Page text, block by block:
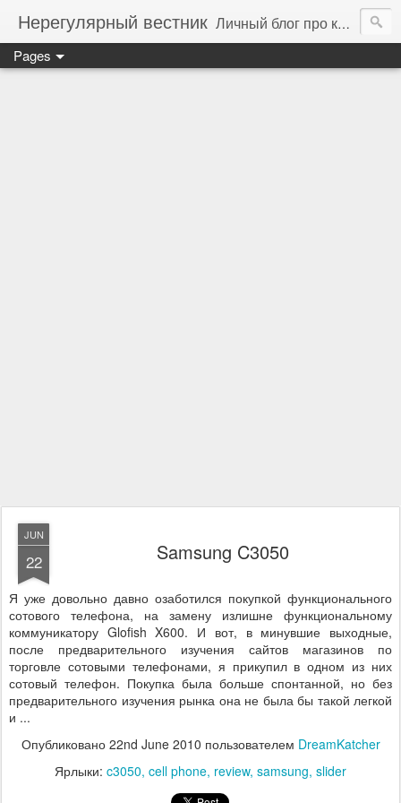
Нерегулярный вестник Личный блог про компьютеры, технологии и программирование
Pages
JUN
22 Samsung C3050
Я уже довольно давно озаботился покупкой функционального
сотового телефона, на замену излишне функциональному
коммуникатору Glofish X600. И вот, в минувшие выходные,
после предварительного изучения сайтов магазинов по
торговле сотовыми телефонами, я прикупил в одном из них
сотовый телефон. Покупка была больше спонтанной, но без
предварительного изучения рынка она не была бы такой легкой
и ...
Опубликовано 22nd June 2010 пользователем DreamKatcher
Ярлыки: c3050 cell phone review samsung slider